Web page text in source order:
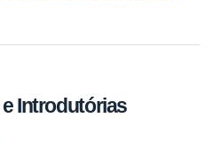
Introdutórias